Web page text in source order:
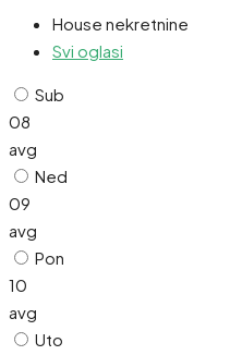
House nekretnine
Svi oglasi
Sub
08
avg
Ned
09
avg
Pon
10
avg
Uto